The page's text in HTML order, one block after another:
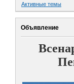
Активные темы
Объявление